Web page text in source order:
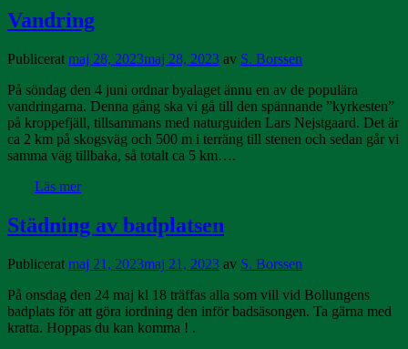
Vandring
Publicerat maj 28, 2023maj 28, 2023 av S. Borssen
På söndag den 4 juni ordnar byalaget ännu en av de populära
vandringarna. Denna gång ska vi gå till den spännande ”kyrkesten”
på kroppefjäll, tillsammans med naturguiden Lars Nejstgaard. Det är
ca 2 km på skogsväg och 500 m i terräng till stenen och sedan går vi
samma väg tillbaka, så totalt ca 5 km….
Läs mer
Städning av badplatsen
Publicerat maj 21, 2023maj 21, 2023 av S. Borssen
På onsdag den 24 maj kl 18 träffas alla som vill vid Bollungens
badplats för att göra iordning den inför badsäsongen. Ta gärna med
kratta. Hoppas du kan komma ! .